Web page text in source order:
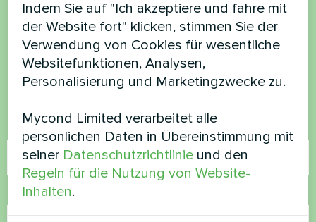
Möchten Sie kaufen oder
haben Sie Fragen?
Kontaktieren Sie uns und wir werden Ihnen
helfen
Name
Rufnummer
Indem Sie auf "Ich akzeptiere und fahre mit
der Website fort" klicken, stimmen Sie der
Verwendung von Cookies für wesentliche
Websitefunktionen, Analysen,
Personalisierung und Marketingzwecke zu.
Mycond Limited verarbeitet alle
persönlichen Daten in Übereinstimmung mit
seiner Datenschutzrichtlinie und den
Regeln für die Nutzung von Website-
Inhalten.